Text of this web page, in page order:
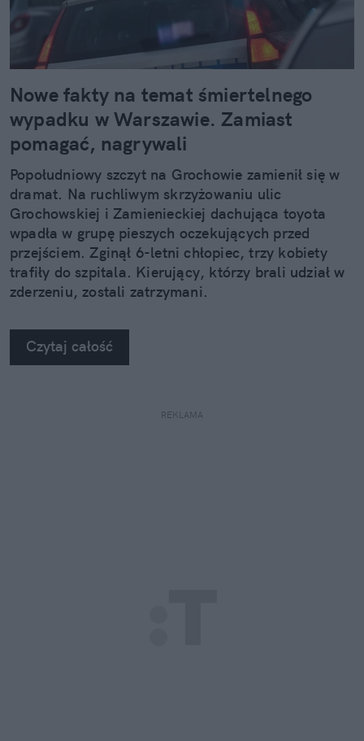
Nowe fakty na temat śmiertelnego
wypadku w Warszawie. Zamiast
pomagać, nagrywali
Popołudniowy szczyt na Grochowie zamienił się w
dramat. Na ruchliwym skrzyżowaniu ulic
Grochowskiej i Zamienieckiej dachująca toyota
wpadła w grupę pieszych oczekujących przed
przejściem. Zginął 6-letni chłopiec, trzy kobiety
trafiły do szpitala. Kierujący, którzy brali udział w
zderzeniu, zostali zatrzymani.
Czytaj całość
REKLAMA